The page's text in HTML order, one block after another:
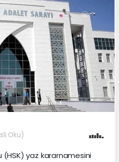
Oku)
(HSK) yaz kararnamesini